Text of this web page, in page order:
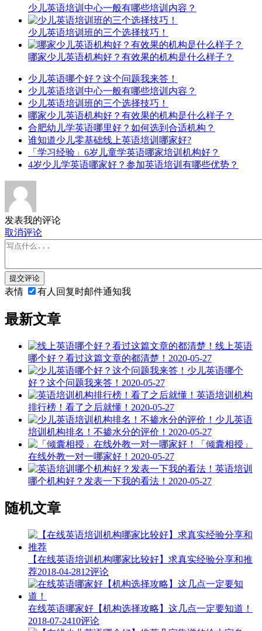
少儿英语培训中心一般有哪些培训内容？
少儿英语培训班的三个选择技巧！
哪家少儿英语机构好？有效果的机构是什么样子？
少儿英语哪个好？这个问题我来答！
少儿英语培训中心一般有哪些培训内容？
少儿英语培训班的三个选择技巧！
哪家少儿英语机构好？有效果的机构是什么样子？
合肥幼儿学英语哪里好？如何选到合适机构？
谁知道少儿零基础线上英语培训哪家好?
「学习经验」6岁儿童学英语哪家培训机构好？
4岁少儿学英语哪家好？参加英语培训有哪些优势？
发表我的评论
取消评论
提交评论
表情 有人回复时邮件通知我
最新文章
线上英语
哪个好？看过这篇文章的都清楚！ 2020-05-27
少儿英语哪个
好？这个问题我来答！ 2020-05-27
英语培训机构
排行榜！看了之后就懂！ 2020-05-27
少儿英语
培训机构排名！不掺水分的评价！ 2020-05-27
「倾囊相授」
在线外教一对一哪家好！ 2020-05-27
英语培训
哪个机构好？发表一下我的看法！ 2020-05-27
随机文章
【在线英语培训机构哪家比较好】求真实经验分享和推
荐2018-04-2812评论
在线英语哪家好【机构选择攻略】这几点一定要知道！
2018-07-2410评论